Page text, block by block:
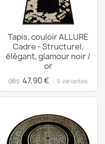
Tapis, couloir ALLURE
Cadre - Structurel,
élégant, glamour noir /
or
dès 47,90 € · 9 variantes